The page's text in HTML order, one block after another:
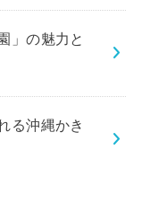
」の魅力と
る沖縄かき